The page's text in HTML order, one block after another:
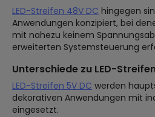
LED-Streifen 48V DC hingegen
Anwendungen konzipiert, bei
mit nahezu keinem
erweiterten Systemsteuerung
Unterschiede zu LED-
LED-Streifen 5V DC werden
dekorativen Anwendungen mit
eingesetzt.